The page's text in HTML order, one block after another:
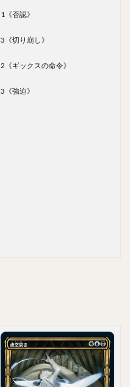
1《否認》
3《切り崩し》
2《ギックスの命令》
3《強迫》